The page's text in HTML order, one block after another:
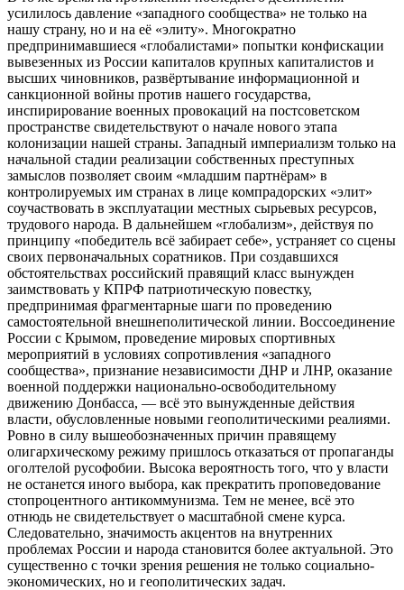
усилилось давление «западного сообщества» не только на
нашу страну, но и на её «элиту». Многократно
предпринимавшиеся «глобалистами» попытки конфискации
вывезенных из России капиталов крупных капиталистов и
высших чиновников, развёртывание информационной и
санкционной войны против нашего государства,
инспирирование военных провокаций на постсоветском
пространстве свидетельствуют о начале нового этапа
колонизации нашей страны. Западный империализм только на
начальной стадии реализации собственных преступных
замыслов позволяет своим «младшим партнёрам» в
контролируемых им странах в лице компрадорских «элит»
соучаствовать в эксплуатации местных сырьевых ресурсов,
трудового народа. В дальнейшем «глобализм», действуя по
принципу «победитель всё забирает себе», устраняет со сцены
своих первоначальных соратников. При создавшихся
обстоятельствах российский правящий класс вынужден
заимствовать у КПРФ патриотическую повестку,
предпринимая фрагментарные шаги по проведению
самостоятельной внешнеполитической линии. Воссоединение
России с Крымом, проведение мировых спортивных
мероприятий в условиях сопротивления «западного
сообщества», признание независимости ДНР и ЛНР, оказание
военной поддержки национально-освободительному
движению Донбасса, — всё это вынужденные действия
власти, обусловленные новыми геополитическими реалиями.
Ровно в силу вышеобозначенных причин правящему
олигархическому режиму пришлось отказаться от пропаганды
оголтелой русофобии. Высока вероятность того, что у власти
не останется иного выбора, как прекратить проповедование
стопроцентного антикоммунизма. Тем не менее, всё это
отнюдь не свидетельствует о масштабной смене курса.
Следовательно, значимость акцентов на внутренних
проблемах России и народа становится более актуальной. Это
существенно с точки зрения решения не только социально-
экономических, но и геополитических задач.